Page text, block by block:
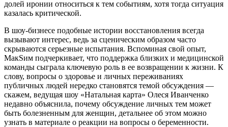
долей иронии относиться к тем событиям, хотя тогда ситуация
казалась критической.
В шоу-бизнесе подобные истории восстановления всегда
вызывают интерес, ведь за сценическим образом часто
скрываются серьезные испытания. Вспоминая свой опыт,
МакSим подчеркивает, что поддержка близких и медицинской
команды сыграла ключевую роль в ее возвращении к жизни. К
слову, вопросы о здоровье и личных переживаниях
публичных людей нередко становятся темой обсуждения —
скажем, ведущая шоу «Натальная карта» Олеся Иванченко
недавно объяснила, почему обсуждение личных тем может
быть болезненным для женщин, детальнее об этом можно
узнать в материале о реакции на вопросы о беременности.